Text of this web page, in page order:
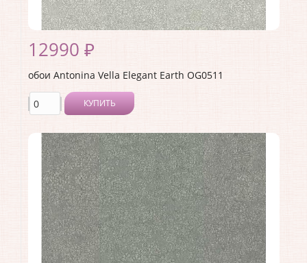
12990 ₽
обои Antonina Vella Elegant Earth OG0511
КУПИТЬ
Производитель:Antonina Vella
Коллекция:Elegant Earth
Длина рулона:8.23
Ширина рулона:0.68
Материал покрытия:Без покрытия
Страна:США
Материал основы:Флизелин
Раппорт:<>